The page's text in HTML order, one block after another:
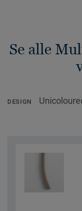
Se alle
DESIGN